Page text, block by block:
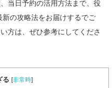
当日予約の活用方法まで、役
の攻略法をお届けするでご
方は、ぜひ参考にしてくださ
る [非常時]